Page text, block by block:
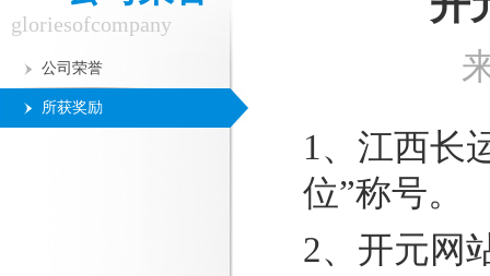
gloriesofcompany
公司荣誉
所获奖励
1、江西长
位”称号。
2、开元网